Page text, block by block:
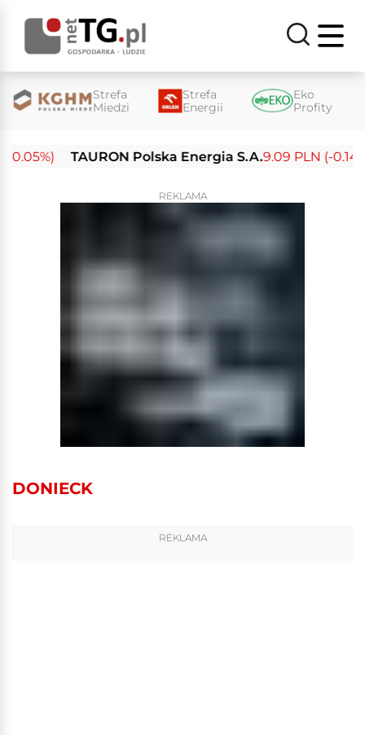
Strefa
Miedzi
Strefa
Energii
Eko
Profity
TAURON Polska Energia S.A.9.09 PLN (-0.14%)
REKLAMA
DONIECK
REKLAMA